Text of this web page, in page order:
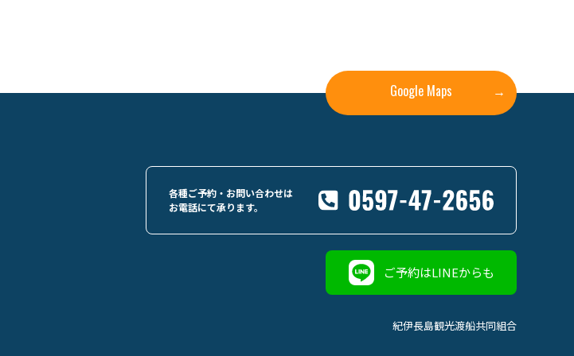
Google Maps →
各種ご予約・お問い合わせは
お電話にて承ります。
ご予約はLINEからも
紀伊長島観光渡船共同組合